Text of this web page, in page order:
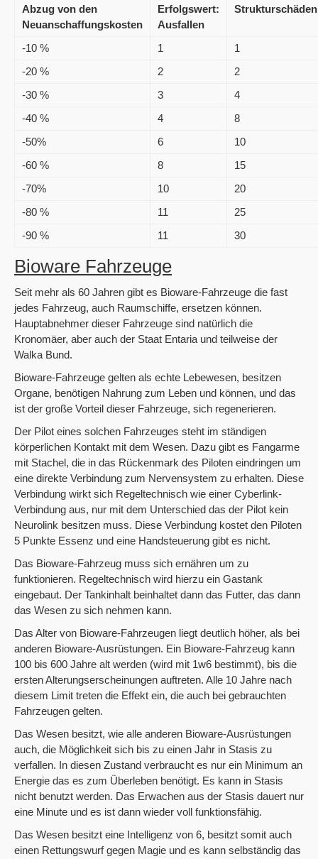
Abzug von den
Neuanschaffungskosten
Erfolgswert:
Ausfallen
Strukturschäden
-10 % 1
1
-20 %
2
2
-30 %
3
4
-40 %
4
8
-50%
6
10
-60 %
8
15
-70%
10
20
-80 %
11
25
-90 %
11 30
Bioware Fahrzeuge
Seit mehr als 60 Jahren gibt es Bioware-Fahrzeuge die fast
jedes Fahrzeug, auch Raumschiffe, ersetzen können.
Hauptabnehmer dieser Fahrzeuge sind natürlich die
Kronomäer, aber auch der Staat Entaria und teilweise der
Walka Bund.
Bioware-Fahrzeuge gelten als echte Lebewesen, besitzen
Organe, benötigen Nahrung zum Leben und können, und das
ist der große Vorteil dieser Fahrzeuge, sich regenerieren.
Der Pilot eines solchen Fahrzeuges steht im ständigen
körperlichen Kontakt mit dem Wesen. Dazu gibt es Fangarme
mit Stachel, die in das Rückenmark des Piloten eindringen um
eine direkte Verbindung zum Nervensystem zu erhalten. Diese
Verbindung wirkt sich Regeltechnisch wie einer Cyberlink-
Verbindung aus, nur mit dem Unterschied das der Pilot kein
Neurolink besitzen muss. Diese Verbindung kostet den Piloten
5 Punkte Essenz und eine Handsteuerung gibt es nicht.
Das Bioware-Fahrzeug muss sich ernähren um zu
funktionieren. Regeltechnisch wird hierzu ein Gastank
eingebaut. Der Tankinhalt beinhaltet dann das Futter, das dann
das Wesen zu sich nehmen kann.
Das Alter von Bioware-Fahrzeugen liegt deutlich höher, als bei
anderen Bioware-Ausrüstungen. Ein Bioware-Fahrzeug kann
100 bis 600 Jahre alt werden (wird mit 1w6 bestimmt), bis die
ersten Alterungserscheinungen auftreten. Alle 10 Jahre nach
diesem Limit treten die Effekt ein, die auch bei gebrauchten
Fahrzeugen gelten.
Das Wesen besitzt, wie alle anderen Bioware-Ausrüstungen
auch, die Möglichkeit sich bis zu einen Jahr in Stasis zu
verfallen. In diesen Zustand verbraucht es nur ein Minimum an
Energie das es zum Überleben benötigt. Es kann in Stasis
nicht benutzt werden. Das Erwachen aus der Stasis dauert nur
eine Minute und es ist dann wieder voll funktionsfähig.
Das Wesen besitzt eine Intelligenz von 6, besitzt somit auch
einen Rettungswurf gegen Magie und es kann selbständig das